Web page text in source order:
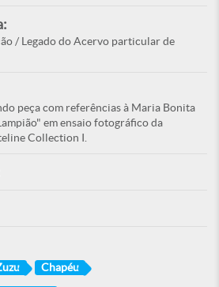
/ Legado do Acervo particular de
peça com referências à Maria Bonita
em ensaio fotográfico da
Collection I.
Chapéu